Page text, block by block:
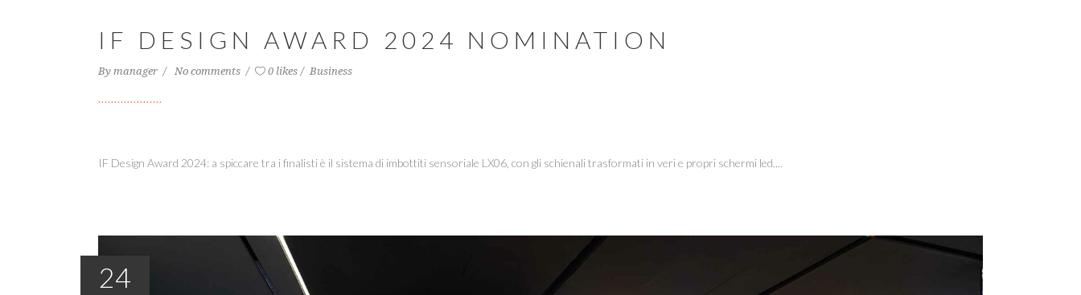
IF DESIGN AWARD 2024 NOMINATION
By manager No comments 0 likes Business
IF Design Award 2024: a spiccare tra i finalisti è il sistema di imbottiti sensoriale LX06, con gli schienali trasformati in veri e propri schermi led....
24